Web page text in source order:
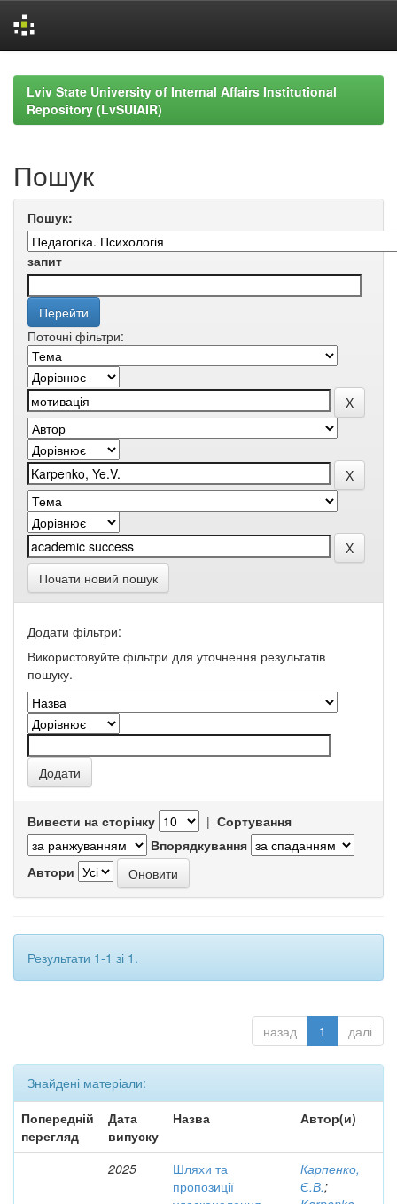
navigationLviv State University of Internal Affairs Institutional
Repository (LvSUIAIR)
Пошук
Пошук:
запит
Поточні фільтри:
Почати новий пошук
Додати фільтри:
Використовуйте фільтри для уточнення результатів
пошуку.
Вивести на сторінку | Сортування
Впорядкування
Автори
Результати 1-1 зі 1.
назад 1 далі
Знайдені матеріали:
Попередній
перегляд
Дата
випуску
Назва Автор(и)
2025
Шляхи та
пропозиції
Карпенко,
Є.В.;